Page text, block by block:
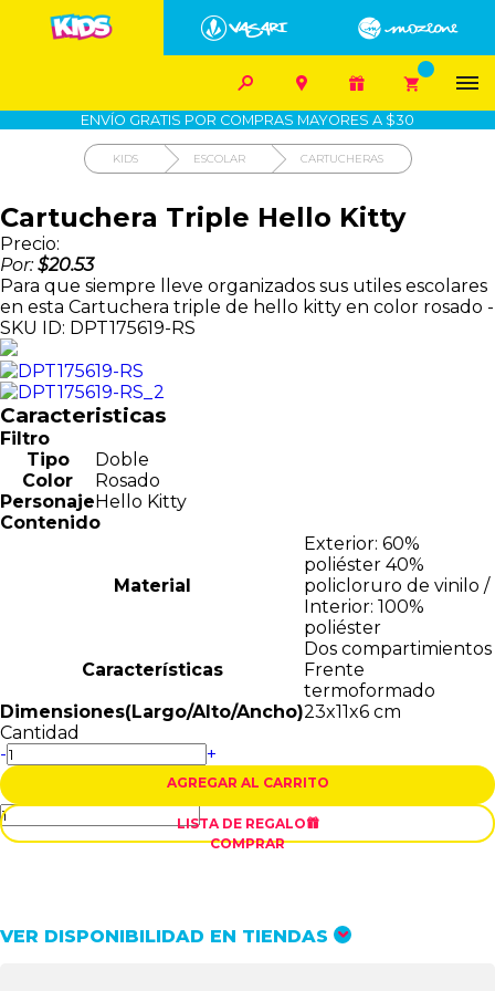
 
   
1700-VASARI (827274) MIS PEDIDOS
COMO COMPRAR DEVOLUCIÓN SIN COSTO
ENVÍO GRATIS POR COMPRAS MAYORES A $30
KIDS ESCOLAR CARTUCHERAS
Cartuchera Triple Hello Kitty
Precio:
Por:$20.53
Para que siempre lleve organizados sus utiles escolares
en esta Cartuchera triple de hello kitty en color rosado -
SKU ID: DPT175619-RS
Caracteristicas
Filtro
Tipo
Doble
Color
Rosado
PersonajeHello Kitty
Contenido
Material
Exterior: 60%
poliéster 40%
policloruro de vinilo /
Interior: 100%
poliéster
Características
Dos compartimientos
Frente
termoformado
Dimensiones(Largo/Alto/Ancho)23x11x6 cm
Cantidad
-
+
AGREGAR AL CARRITO
COMPRAR
LISTA DE REGALO
VER DISPONIBILIDAD EN TIENDAS